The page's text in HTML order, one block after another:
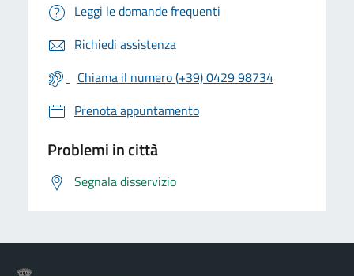
Leggi le domande frequenti
Richiedi assistenza
Chiama il numero (+39) 0429 98734
Prenota appuntamento
Problemi in città
Segnala disservizio